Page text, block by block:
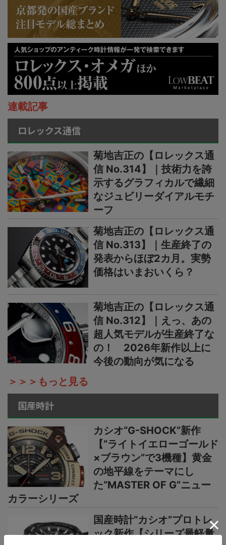
連載記事
ロレックス通信
菊地吉正の【ロレックス通
信 No.314】｜技術力を誇
示するグラフィカルで繊細
なジュビリーダイアルモチ
ーフ
菊地吉正の【ロレックス通
信 No.313】｜生産終了の
発表からほぼ2カ月。実勢
価格はいまおいくら？
菊地吉正の【ロレックス通
信 No.312】｜えっ、あの
超人気モデルが生産終了な
の！ 2026年新作以上に
今後の動向が気になる
＞＞＞もっと見る
国産時計
カシオ“G-SHOCK”新作
【“ライトイエローゴールド
×ブラウン”で3機種】黄金
の地平線をテーマにし
た“MASTER OF G”ニュー
カラーシリーズ
国産時計“カシオ”プロトレ
ック新作【シリーズ最軽量